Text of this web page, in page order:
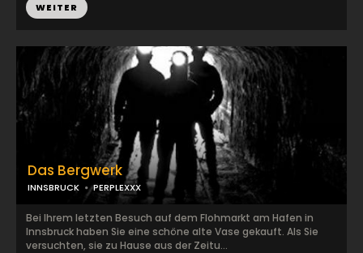
WEITER
Das Bergwerk
INNSBRUCK PERPLEXXX
Bei Ihrem letzten Besuch auf dem Flohmarkt am Hafen in
Innsbruck haben Sie eine schöne alte Vase gekauft. Als Sie
versuchten, sie zu Hause aus der Zeitu...